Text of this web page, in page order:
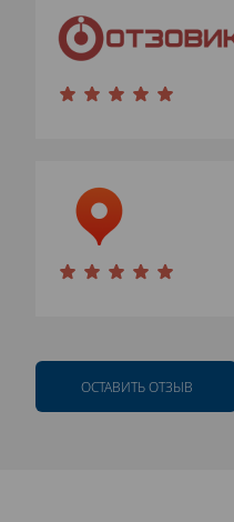
ОСТАВИТЬ ОТЗЫВ